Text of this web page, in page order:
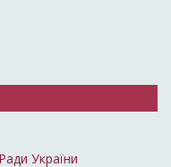
України